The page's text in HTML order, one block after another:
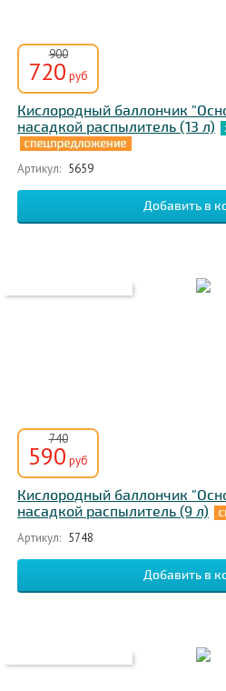
900
720 руб
Кислородный баллончик
насадкой распылитель (13 л)
Артикул: 5659
740
590 руб
Кислородный баллончик
насадкой распылитель (9 л)
Артикул: 5748